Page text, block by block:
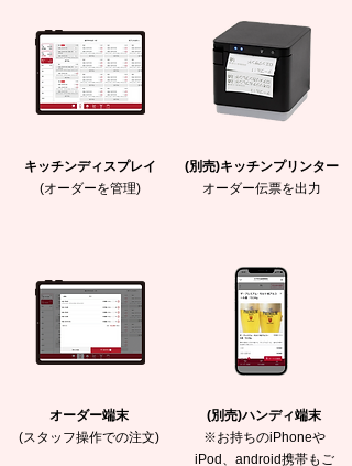
キッチンディスプレイ
(オーダーを管理)
(別売)キッチンプリンター
オーダー伝票を出力
オーダー端末
(スタッフ操作での注文)
(別売)ハンディ端末
※お持ちのiPhoneや
iPod、android携帯もご